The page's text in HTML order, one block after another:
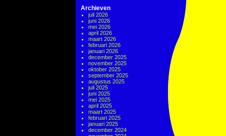
Archieven
juli 2026
juni 2026
mei 2026
april 2026
maart 2026
februari 2026
januari 2026
december 2025
november 2025
oktober 2025
september 2025
augustus 2025
juli 2025
juni 2025
mei 2025
april 2025
maart 2025
februari 2025
januari 2025
december 2024